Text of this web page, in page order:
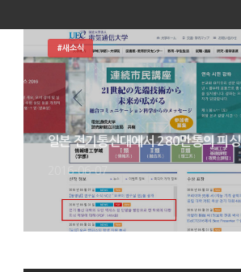
일본 전기통신대에서 280만통의 피
2016-06-07
#새소식